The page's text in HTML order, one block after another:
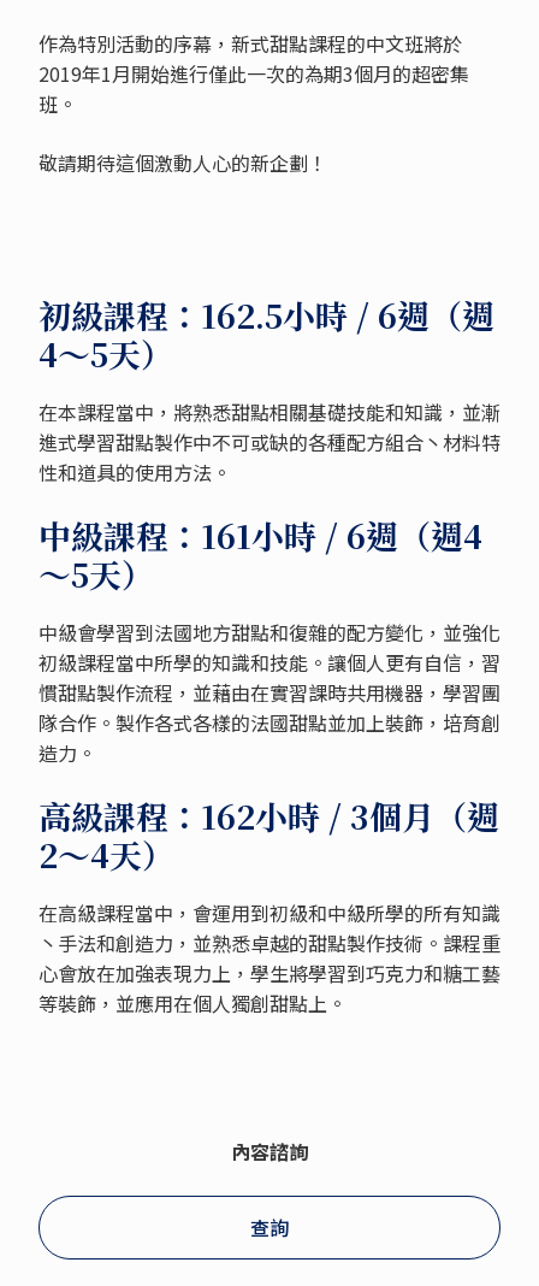
作為特別活動的序幕，新式甜點課程的中文班將於
2019年1月開始進行僅此一次的為期3個月的超密集
班。
敬請期待這個激動人心的新企劃！
初級課程：162.5小時 / 6週（週
4～5天）
在本課程當中，將熟悉甜點相關基礎技能和知識，並漸
進式學習甜點製作中不可或缺的各種配方組合丶材料特
性和道具的使用方法。
中級課程：161小時 / 6週（週4
～5天）
中級會學習到法國地方甜點和復雜的配方變化，並強化
初級課程當中所學的知識和技能。讓個人更有自信，習
慣甜點製作流程，並藉由在實習課時共用機器，學習團
隊合作。製作各式各樣的法國甜點並加上裝飾，培育創
造力。
高級課程：162小時 / 3個月（週
2～4天）
在高級課程當中，會運用到初級和中級所學的所有知識
丶手法和創造力，並熟悉卓越的甜點製作技術。課程重
心會放在加強表現力上，學生將學習到巧克力和糖工藝
等裝飾，並應用在個人獨創甜點上。
內容諮詢
查詢